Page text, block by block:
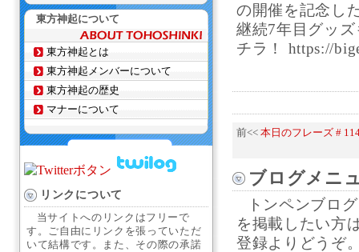
の開催を記念し
継続7年目グッ
チラ！ https://
前<< 本日のフレーズ #
ブログメニ
トンペンブロ
を掲載したい方
登録よりどうぞ
東方神起について
東方神起とは
東方神起メンバーについて
東方神起の歴史
マナーについて
リンクについて
当サイトへのリンクはフリーで
す。ご自由にリンクを張っていただ
いて結構です。また、その際の承諾